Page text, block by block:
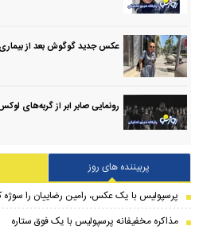
عکس جدید گوگوش بعد از
رونمایی صابر ابر از گربه‌های
پربیننده های روز
پرسپولیس با یک عکس، رامین رضاییان را سوژه
مذاکره مخفیفانه پرسپولیس با یک فوق ستاره